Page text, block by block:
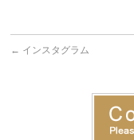
← インスタグラム